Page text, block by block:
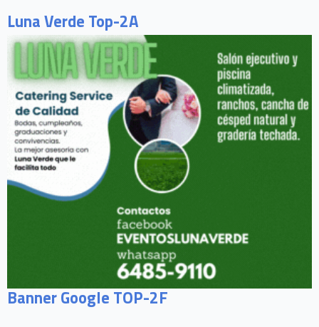
Luna Verde Top-2A
Banner Google TOP-2F